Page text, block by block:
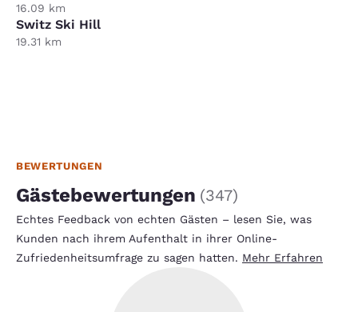
16.09 km
Switz Ski Hill
19.31 km
BEWERTUNGEN
Gästebewertungen (347)
Echtes Feedback von echten Gästen – lesen Sie, was
Kunden nach ihrem Aufenthalt in ihrer Online-
Zufriedenheitsumfrage zu sagen hatten. Mehr Erfahren